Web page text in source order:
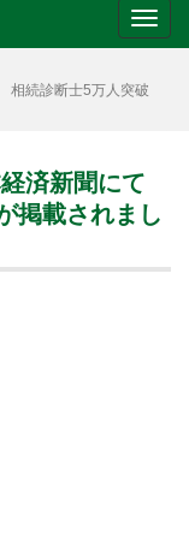
続診断士5万人突破
済新聞にて
掲載されまし